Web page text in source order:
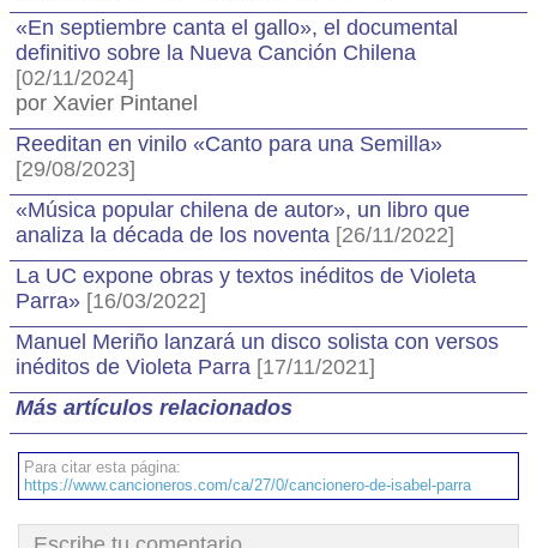
«En septiembre canta el gallo», el documental
definitivo sobre la Nueva Canción Chilena
[02/11/2024]
por Xavier Pintanel
Reeditan en vinilo «Canto para una Semilla»
[29/08/2023]
«Música popular chilena de autor», un libro que
analiza la década de los noventa [26/11/2022]
La UC expone obras y textos inéditos de Violeta
Parra» [16/03/2022]
Manuel Meriño lanzará un disco solista con versos
inéditos de Violeta Parra [17/11/2021]
Más artículos relacionados
Para citar esta página:
https://www.cancioneros.com/ca/27/0/cancionero-de-isabel-parra